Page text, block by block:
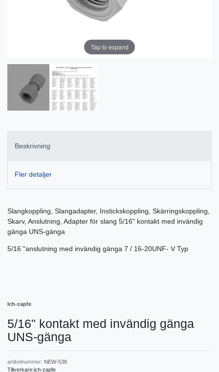
Tap to expand
Beskrivning
Fler detaljer
Slangkoppling, Slangadapter, Instickskoppling, Skärringskoppling,
Skarv, Anslutning, Adapter för slang 5/16" kontakt med invändig
gänga UNS-gänga
5/16 "anslutning med invändig gänga 7 / 16-20UNF- V Typ
Ich-zapfe
5/16" kontakt med invändig gänga
UNS-gänga
artikelnummer: NEW-538
Tillverkare:ich-zapfe